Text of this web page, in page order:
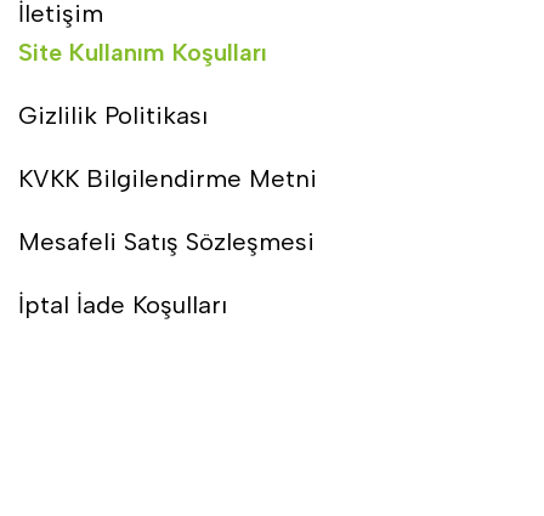
İletişim
Site Kullanım Koşulları
Gizlilik Politikası
KVKK Bilgilendirme Metni
Mesafeli Satış Sözleşmesi
İptal İade Koşulları